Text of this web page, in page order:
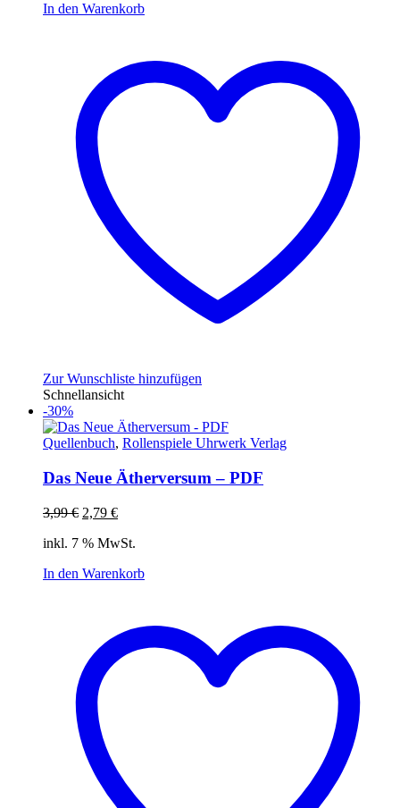
In den Warenkorb
Zur Wunschliste hinzufügen
Schnellansicht
-30%
Quellenbuch, Rollenspiele Uhrwerk Verlag
Das Neue Ätherversum – PDF
3,99€ Ursprünglicher
war:
2,79 €Aktueller
ist:
inkl. 7 % MwSt.
In den Warenkorb